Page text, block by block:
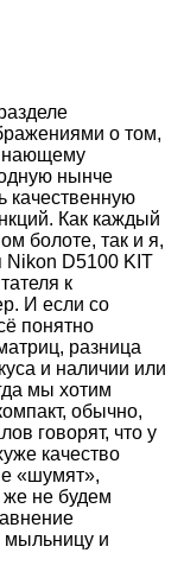
о том,
нынче
качественную
Как каждый
болоте, так и я,
Nikon D5100 KIT
к
И если со
понятно
разница
и наличии или
мы хотим
обычно,
говорят, что у
качество
«шумят»,
же не будем
мыльницу и